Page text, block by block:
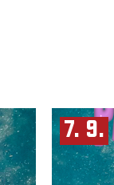
7. 9.